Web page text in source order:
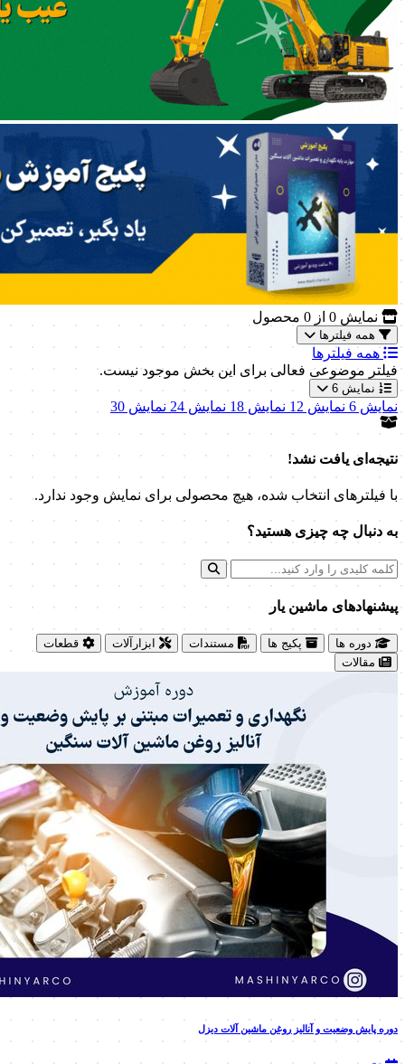
نمایش 0 از 0 محصول
همه فیلترها
همه فیلترها
فیلتر موضوعی فعالی برای این بخش موجود نیست.
نمایش 6
نمایش 6 نمایش 12 نمایش 18 نمایش 24 نمایش 30
نتیجه‌ای یافت نشد!
با فیلترهای انتخاب شده، هیچ محصولی برای نمایش وجود ندارد.
به دنبال چه چیزی هستید؟
پیشنهاد‌های ماشین یار
دوره ها پکیج ها مستندات ابزارآلات
قطعات
مقالات
دوره پایش وضعیت و آنالیز روغن ماشین آلات دیزل